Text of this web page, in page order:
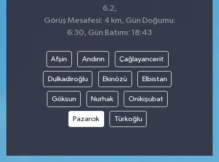
6.2,
Görüş Mesafesi: 4 km, Gün Doğumu:
6:30, Gün Batımı: 18:43
Afşin Andırın Çağlayancerit
Dulkadiroğlu Ekinözü Elbistan
Göksun Nurhak Onikişubat
Pazarcık Türkoğlu